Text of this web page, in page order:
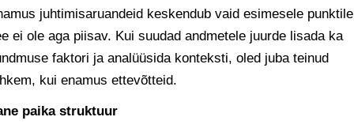
juhtimisaruandeid keskendub vaid esimesele
ei ole aga piisav. Kui suudad andmetele juurde lisada ka
faktori ja analüüsida konteksti, oled juba teinud
kui enamus ettevõtteid.
paika struktuur